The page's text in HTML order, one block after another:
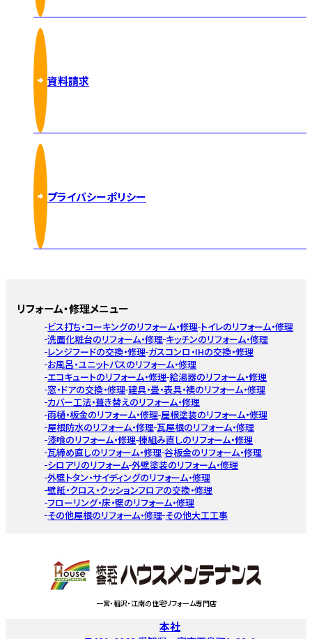
資料請求
プライバシーポリシー
リフォーム・修理メニュー
ビス打ち・コーキングのリフォーム・修理 トイレのリフォーム・修理
洗面化粧台のリフォーム・修理 キッチンのリフォーム・修理
レンジフードの交換・修理 ガスコンロ・IHの交換・修理
お風呂・ユニットバスのリフォーム・修理
エコキュートのリフォーム・修理 給湯器のリフォーム・修理
窓・ドアの交換・修理 建具・畳・表具・襖のリフォーム・修理
カバー工法・葺き替えのリフォーム・修理
雨樋・板金のリフォーム・修理 屋根塗装のリフォーム・修理
屋根防水のリフォーム・修理 瓦屋根のリフォーム・修理
漆喰のリフォーム・修理 棟組み直しのリフォーム・修理
瓦締め直しのリフォーム・修理 谷板金のリフォーム・修理
シロアリのリフォーム 外壁塗装のリフォーム・修理
外壁トタン・サイディングのリフォーム・修理
壁紙・クロス・クッションフロアの交換・修理
フローリング・床・壁のリフォーム・修理
その他屋根のリフォーム・修理 その他大工工事
一宮・稲沢・江南の住宅リフォーム専門店
本社